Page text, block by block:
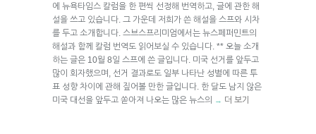
에 뉴욕타임스 칼럼을 한 편씩 선정해 번역하고, 글에 관한 해
설을 쓰고 있습니다. 그 가운데 저희가 쓴 해설을 스프와 시차
를 두고 소개합니다. 스브스프리미엄에서는 뉴스페퍼민트의
해설과 함께 칼럼 번역도 읽어보실 수 있습니다. ** 오늘 소개
하는 글은 10월 8일 스프에 쓴 글입니다. 미국 선거를 앞두고
많이 회자했으며, 선거 결과로도 일부 나타난 성별에 따른 투
표 성향 차이에 관해 짚어볼 만한 글입니다. 한 달도 남지 않은
미국 대선을 앞두고 쏟아져 나오는 많은 뉴스의
→ 더 보기